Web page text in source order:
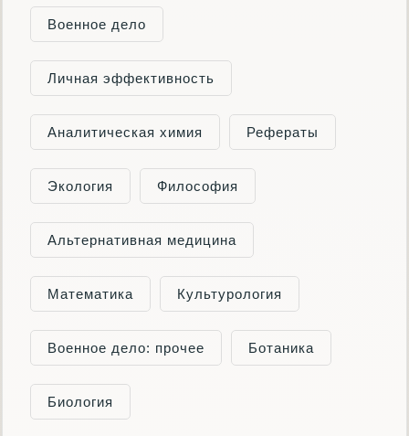
Военное дело
Личная эффективность
Аналитическая химия Рефераты
Экология Философия
Альтернативная медицина
Математика Культурология
Военное дело: прочее Ботаника
Биология